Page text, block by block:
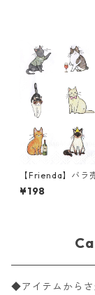
【Frienda】バラ
チサイズ ペーパー
eet Cat ホワイト
¥198
◆アイテムから